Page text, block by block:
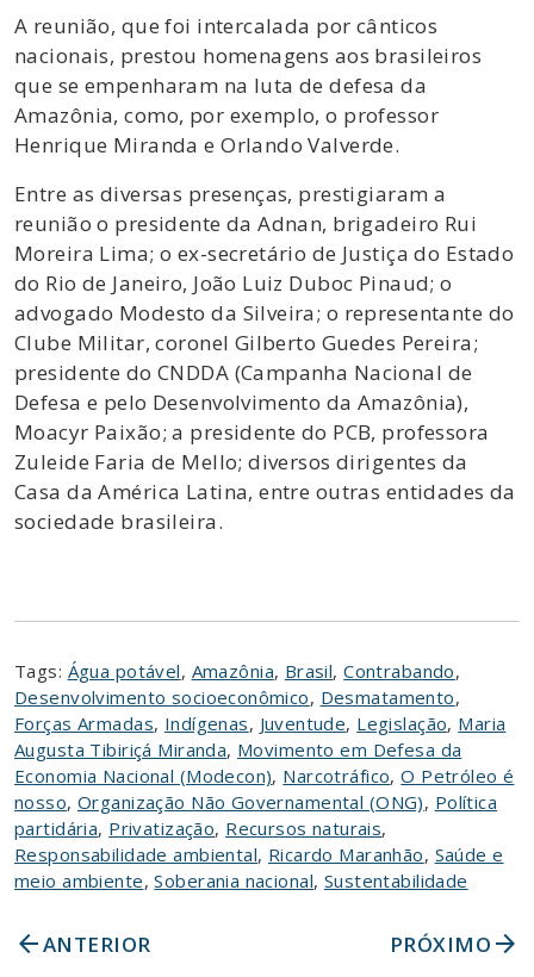
A reunião, que foi intercalada por cânticos
nacionais, prestou homenagens aos brasileiros
que se empenharam na luta de defesa da
Amazônia, como, por exemplo, o professor
Henrique Miranda e Orlando Valverde.
Entre as diversas presenças, prestigiaram a
reunião o presidente da Adnan, brigadeiro Rui
Moreira Lima; o ex-secretário de Justiça do Estado
do Rio de Janeiro, João Luiz Duboc Pinaud; o
advogado Modesto da Silveira; o representante do
Clube Militar, coronel Gilberto Guedes Pereira;
presidente do CNDDA (Campanha Nacional de
Defesa e pelo Desenvolvimento da Amazônia),
Moacyr Paixão; a presidente do PCB, professora
Zuleide Faria de Mello; diversos dirigentes da
Casa da América Latina, entre outras entidades da
sociedade brasileira.
Tags: Água potável, Amazônia, Brasil,Contrabando,
Desenvolvimento socioeconômico, Desmatamento,
Forças Armadas, Indígenas, Juventude, Legislação, Maria
Augusta Tibiriçá Miranda, Movimento em Defesa da
Economia Nacional (Modecon), Narcotráfico,O Petróleo é
nosso, Organização Não Governamental (ONG), Política
partidária, Privatização, Recursos naturais,
Responsabilidade ambiental, Ricardo Maranhão, Saúde e
meio ambiente,Soberania nacional, Sustentabilidade
arrow_backANTERIOR PRÓXIMO arrow_forward